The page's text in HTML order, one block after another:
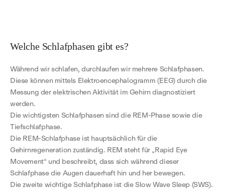
Welche Schlafphasen gibt es?
Während wir schlafen, durchlaufen wir mehrere Schlafphasen.
Diese können mittels Elektroencephalogramm (EEG) durch die
Messung der elektrischen Aktivität im Gehirn diagnostiziert
werden.
Die wichtigsten Schlafphasen sind die REM-Phase sowie die
Tiefschlafphase.
Die REM-Schlafphase ist hauptsächlich für die
Gehirnregeneration zuständig. REM steht für „Rapid Eye
Movement“ und beschreibt, dass sich während dieser
Schlafphase die Augen dauerhaft hin und her bewegen.
Die zweite wichtige Schlafphase ist die Slow Wave Sleep (SWS).